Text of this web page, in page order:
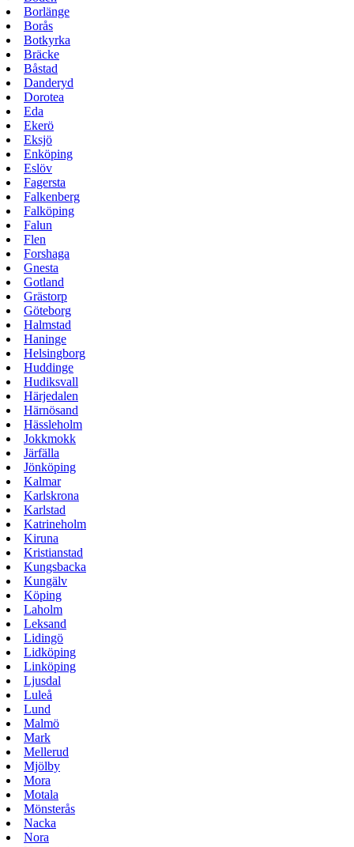
Borlänge
Borås
Botkyrka
Bräcke
Båstad
Danderyd
Dorotea
Eda
Ekerö
Eksjö
Enköping
Eslöv
Fagersta
Falkenberg
Falköping
Falun
Flen
Forshaga
Gnesta
Gotland
Grästorp
Göteborg
Halmstad
Haninge
Helsingborg
Huddinge
Hudiksvall
Härjedalen
Härnösand
Hässleholm
Jokkmokk
Järfälla
Jönköping
Kalmar
Karlskrona
Karlstad
Katrineholm
Kiruna
Kristianstad
Kungsbacka
Kungälv
Köping
Laholm
Leksand
Lidingö
Lidköping
Linköping
Ljusdal
Luleå
Lund
Malmö
Mark
Mellerud
Mjölby
Mora
Motala
Mönsterås
Nacka
Nora